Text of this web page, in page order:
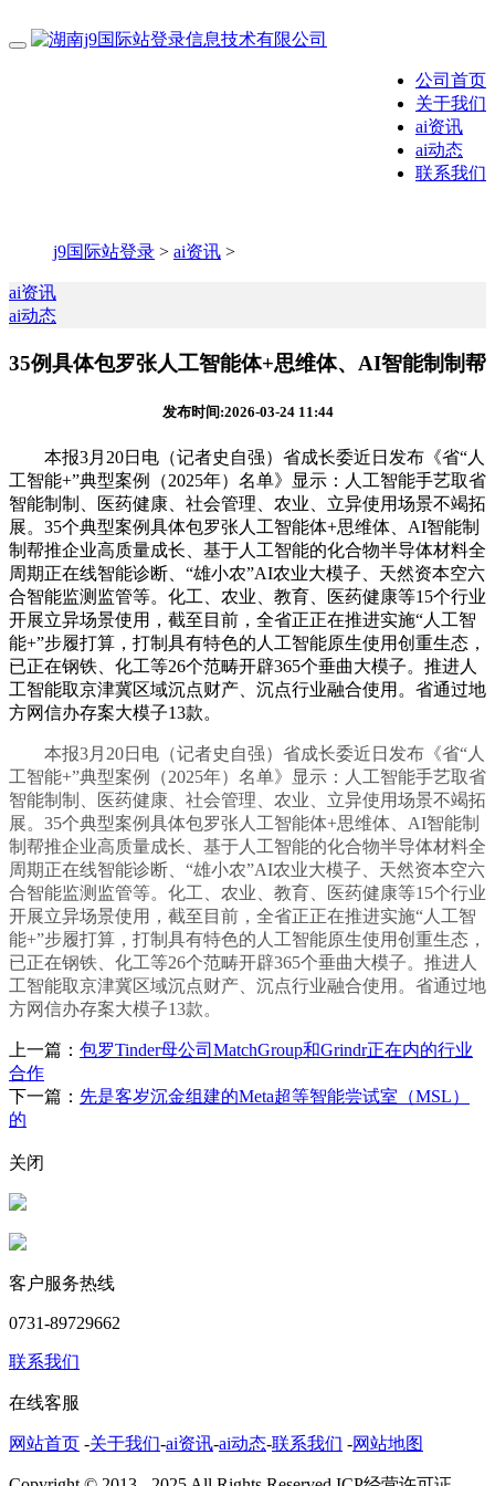
公司首页
关于我们
ai资讯
ai动态
联系我们
j9国际站登录 > ai资讯 >
ai资讯
ai动态
35例具体包罗张人工智能体+思维体、AI智能制制帮
发布时间:2026-03-24 11:44
本报3月20日电（记者史自强）省成长委近日发布《省“人
工智能+”典型案例（2025年）名单》显示：人工智能手艺取省
智能制制、医药健康、社会管理、农业、立异使用场景不竭拓
展。35个典型案例具体包罗张人工智能体+思维体、AI智能制
制帮推企业高质量成长、基于人工智能的化合物半导体材料全
周期正在线智能诊断、“雄小农”AI农业大模子、天然资本空六
合智能监测监管等。化工、农业、教育、医药健康等15个行业
开展立异场景使用，截至目前，全省正正在推进实施“人工智
能+”步履打算，打制具有特色的人工智能原生使用创重生态，
已正在钢铁、化工等26个范畴开辟365个垂曲大模子。推进人
工智能取京津冀区域沉点财产、沉点行业融合使用。省通过地
方网信办存案大模子13款。
本报3月20日电（记者史自强）省成长委近日发布《省“人
工智能+”典型案例（2025年）名单》显示：人工智能手艺取省
智能制制、医药健康、社会管理、农业、立异使用场景不竭拓
展。35个典型案例具体包罗张人工智能体+思维体、AI智能制
制帮推企业高质量成长、基于人工智能的化合物半导体材料全
周期正在线智能诊断、“雄小农”AI农业大模子、天然资本空六
合智能监测监管等。化工、农业、教育、医药健康等15个行业
开展立异场景使用，截至目前，全省正正在推进实施“人工智
能+”步履打算，打制具有特色的人工智能原生使用创重生态，
已正在钢铁、化工等26个范畴开辟365个垂曲大模子。推进人
工智能取京津冀区域沉点财产、沉点行业融合使用。省通过地
方网信办存案大模子13款。
上一篇： 包罗Tinder母公司MatchGroup和Grindr正在内的行业
合作
下一篇： 先是客岁沉金组建的Meta超等智能尝试室（MSL）
的
关闭
客户服务热线
0731-89729662
联系我们
在线客服
网站首页 -关于我们-ai资讯-ai动态-联系我们 -网站地图